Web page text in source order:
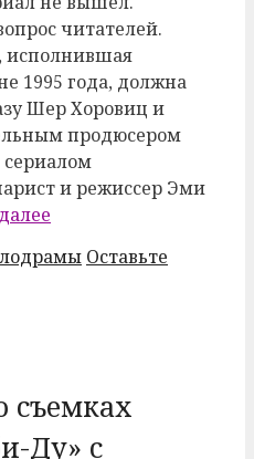
читателей.
исполнившая
1995 года, должна
Шер Хоровиц и
продюсером
сериалом
и режиссер Эми
Оставьте
съемках
Ду» с